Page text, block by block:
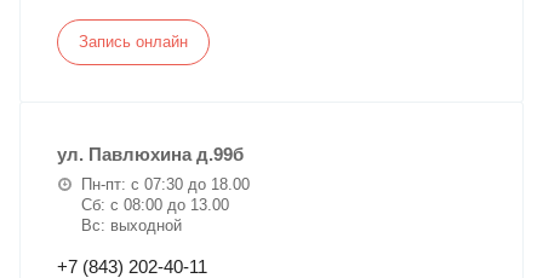
Запись онлайн
ул. Павлюхина д.99б
Пн-пт: с 07:30 до 18.00
Сб: с 08:00 до 13.00
Вс: выходной
+7 (843) 202-40-11